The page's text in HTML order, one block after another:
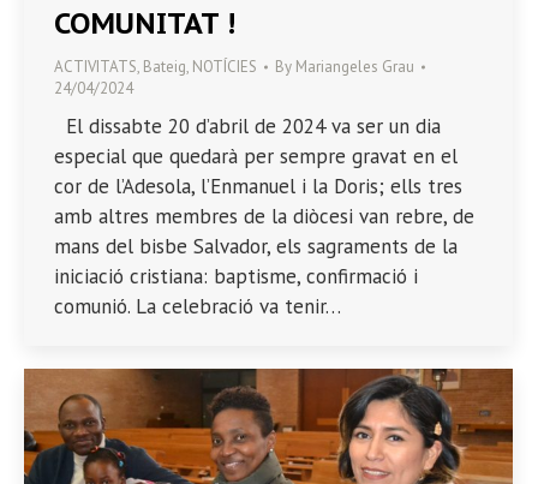
COMUNITAT !
ACTIVITATS, Bateig, NOTÍCIES By Mariangeles Grau
24/04/2024
El dissabte 20 d’abril de 2024 va ser un dia
especial que quedarà per sempre gravat en el
cor de l’Adesola, l’Enmanuel i la Doris; ells tres
amb altres membres de la diòcesi van rebre, de
mans del bisbe Salvador, els sagraments de la
iniciació cristiana: baptisme, confirmació i
comunió. La celebració va tenir…